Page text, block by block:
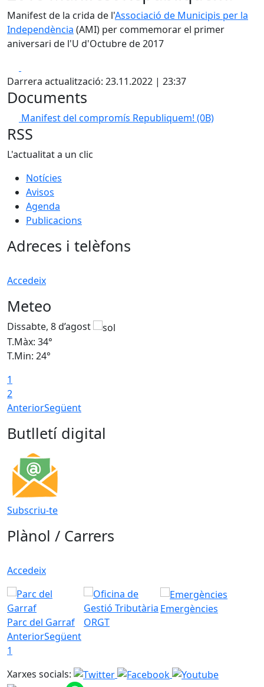
Manifest de la crida de l'Associació de Municipis per la
Independència (AMI) per commemorar el primer
aniversari de l'U d'Octubre de 2017
Darrera actualització: 23.11.2022 | 23:37
Documents
Manifest del compromís Republiquem! (0B)
RSS
L'actualitat a un clic
Notícies
Avisos
Agenda
Publicacions
Adreces i telèfons
Accedeix
Meteo
Dissabte, 8 d’agost
T.Màx: 34°
T.Min: 24°
1
2
AnteriorSegüent
Butlletí digital
Subscriu-te
Plànol / Carrers
Accedeix
Parc del Garraf ORGT
Emergències
AnteriorSegüent
1
Xarxes socials: